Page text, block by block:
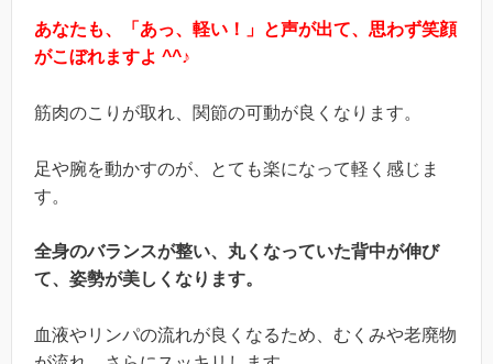
あなたも、「あっ、軽い！」と声が出て、思わず笑顔
がこぼれますよ ^^♪
筋肉のこりが取れ、関節の可動が良くなります。
足や腕を動かすのが、とても楽になって軽く感じま
す。
全身のバランスが整い、丸くなっていた背中が伸び
て、姿勢が美しくなります。
血液やリンパの流れが良くなるため、むくみや老廃物